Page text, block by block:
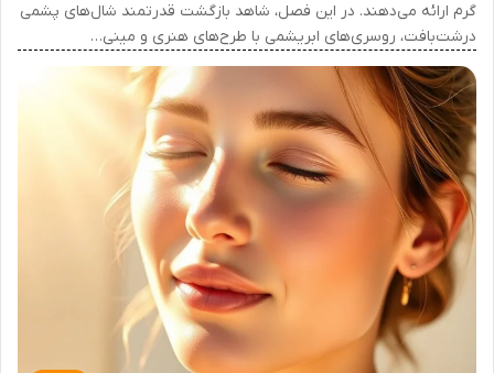
گرم ارائه می‌دهند. در این فصل، شاهد بازگشت قدرتمند شال‌های پشمی
درشت‌بافت، روسری‌های ابریشمی با طرح‌های هنری و مینی…